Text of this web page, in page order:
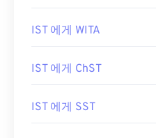
IST 에게 WITA
IST 에게 ChST
IST 에게 SST